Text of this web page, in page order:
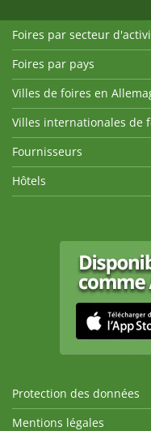
Foires par secteur
Foires par pays
Villes de foires en
Villes internationales de
Fournisseurs
Hôtels
Protection des données
Mentions légales